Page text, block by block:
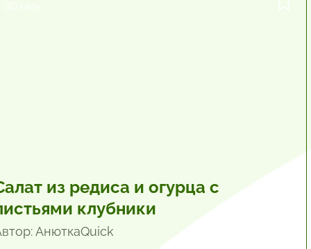
из редиса и огурца с
клубники
АнюткаQuiсk